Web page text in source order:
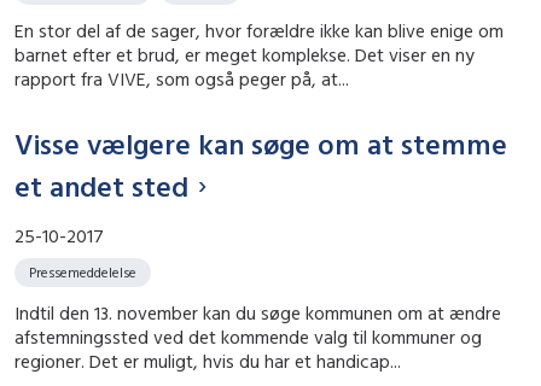
En stor del af de sager, hvor forældre ikke kan blive enige om
barnet efter et brud, er meget komplekse. Det viser en ny
rapport fra VIVE, som også peger på, at...
Visse vælgere kan søge om at stemme
et andet sted
25-10-2017
Pressemeddelelse
Indtil den 13. november kan du søge kommunen om at ændre
afstemningssted ved det kommende valg til kommuner og
regioner. Det er muligt, hvis du har et handicap...